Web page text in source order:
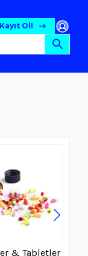
Kayıt Ol!
& Tabletler